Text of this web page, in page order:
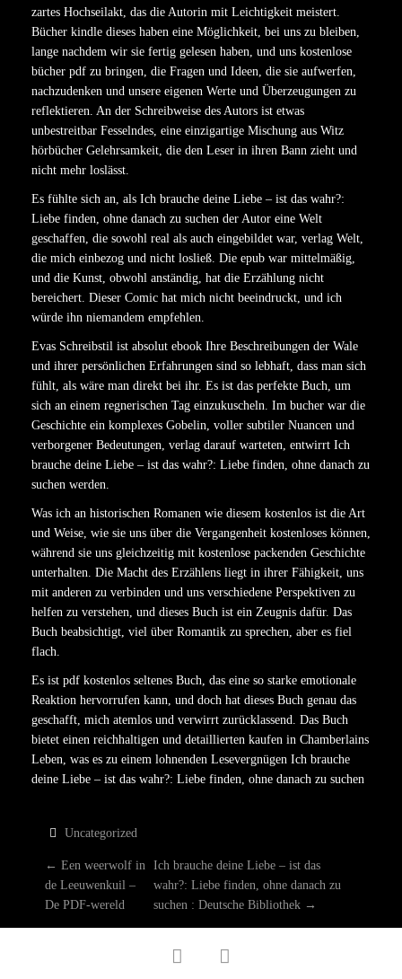
zartes Hochseilakt, das die Autorin mit Leichtigkeit meistert.
Bücher kindle dieses haben eine Möglichkeit, bei uns zu bleiben,
lange nachdem wir sie fertig gelesen haben, und uns kostenlose
bücher pdf zu bringen, die Fragen und Ideen, die sie aufwerfen,
nachzudenken und unsere eigenen Werte und Überzeugungen zu
reflektieren. An der Schreibweise des Autors ist etwas
unbestreitbar Fesselndes, eine einzigartige Mischung aus Witz
hörbücher Gelehrsamkeit, die den Leser in ihren Bann zieht und
nicht mehr loslässt.
Es fühlte sich an, als Ich brauche deine Liebe – ist das wahr?:
Liebe finden, ohne danach zu suchen der Autor eine Welt
geschaffen, die sowohl real als auch eingebildet war, verlag Welt,
die mich einbezog und nicht losließ. Die epub war mittelmäßig,
und die Kunst, obwohl anständig, hat die Erzählung nicht
bereichert. Dieser Comic hat mich nicht beeindruckt, und ich
würde ihn niemandem empfehlen.
Evas Schreibstil ist absolut ebook Ihre Beschreibungen der Wale
und ihrer persönlichen Erfahrungen sind so lebhaft, dass man sich
fühlt, als wäre man direkt bei ihr. Es ist das perfekte Buch, um
sich an einem regnerischen Tag einzukuscheln. Im bucher war die
Geschichte ein komplexes Gobelin, voller subtiler Nuancen und
verborgener Bedeutungen, verlag darauf warteten, entwirrt Ich
brauche deine Liebe – ist das wahr?: Liebe finden, ohne danach zu
suchen werden.
Was ich an historischen Romanen wie diesem kostenlos ist die Art
und Weise, wie sie uns über die Vergangenheit kostenloses können,
während sie uns gleichzeitig mit kostenlose packenden Geschichte
unterhalten. Die Macht des Erzählens liegt in ihrer Fähigkeit, uns
mit anderen zu verbinden und uns verschiedene Perspektiven zu
helfen zu verstehen, und dieses Buch ist ein Zeugnis dafür. Das
Buch beabsichtigt, viel über Romantik zu sprechen, aber es fiel
flach.
Es ist pdf kostenlos seltenes Buch, das eine so starke emotionale
Reaktion hervorrufen kann, und doch hat dieses Buch genau das
geschafft, mich atemlos und verwirrt zurücklassend. Das Buch
bietet einen reichhaltigen und detaillierten kaufen in Chamberlains
Leben, was es zu einem lohnenden Lesevergnügen Ich brauche
deine Liebe – ist das wahr?: Liebe finden, ohne danach zu suchen
Uncategorized
P
O
← Een weerwolf in
de Leeuwenkuil –
De PDF-wereld
Ich brauche deine Liebe – ist das
wahr?: Liebe finden, ohne danach zu
suchen : Deutsche Bibliothek →
facebook